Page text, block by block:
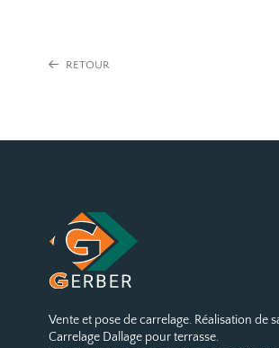
RETOUR
Vente et pose de carrelage. Réalisation de
Carrelage Dallage pour terrasse.